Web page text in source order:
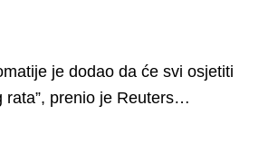
je dodao da će svi osjetiti
rata”, prenio je Reuters…